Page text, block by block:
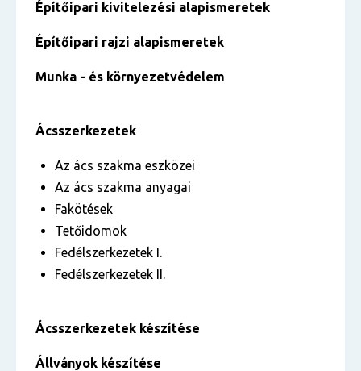
Építőipari kivitelezési alapismeretek
Építőipari rajzi alapismeretek
Munka - és környezetvédelem
Ácsszerkezetek
Az ács szakma eszközei
Az ács szakma anyagai
Fakötések
Tetőidomok
Fedélszerkezetek I.
Fedélszerkezetek II.
Ácsszerkezetek készítése
Állványok készítése